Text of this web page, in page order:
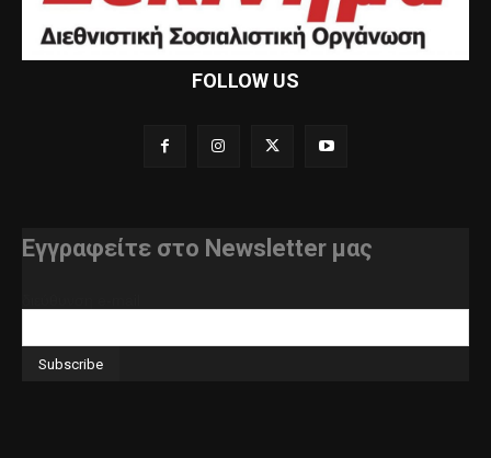
FOLLOW US
Εγγραφείτε στο Newsletter μας